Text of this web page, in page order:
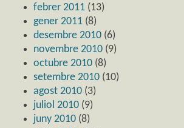
febrer 2011 (13)
gener 2011 (8)
desembre 2010 (6)
novembre 2010 (9)
octubre 2010 (8)
setembre 2010 (10)
agost 2010 (3)
juliol 2010 (9)
juny 2010 (8)